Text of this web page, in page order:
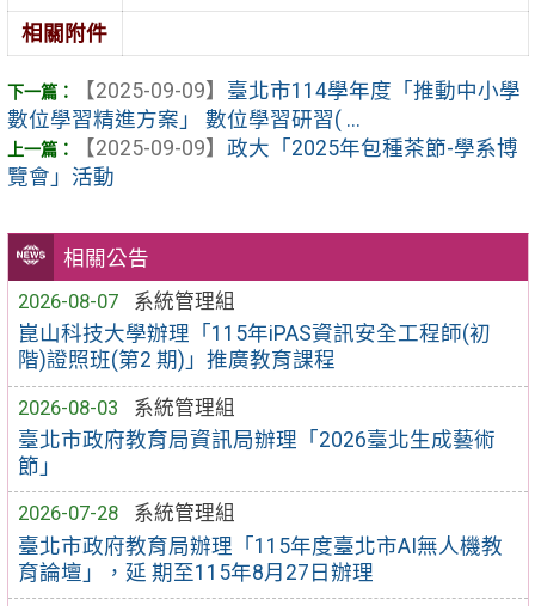
相關公告
2026-08-07
系統管理組
崑山科技大學辦理「115年iPAS資訊安全工程師(初
階)證照班(第2 期)」推廣教育課程
2026-08-03
系統管理組
臺北市政府教育局資訊局辦理「2026臺北生成藝術
節」
2026-07-28
系統管理組
臺北市政府教育局辦理「115年度臺北市AI無人機教
育論壇」，延 期至115年8月27日辦理
相關附件
【2025-09-09】 臺北市114學年度「推動中小學
數位學習精進方案」 數位學習研習( ...
【2025-09-09】 政大「2025年包種茶節-學系博
覽會」活動